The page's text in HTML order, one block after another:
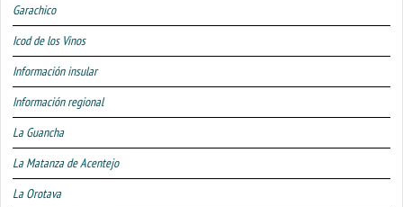
Garachico
Icod de los Vinos
Información insular
Información regional
La Guancha
La Matanza de Acentejo
La Orotava